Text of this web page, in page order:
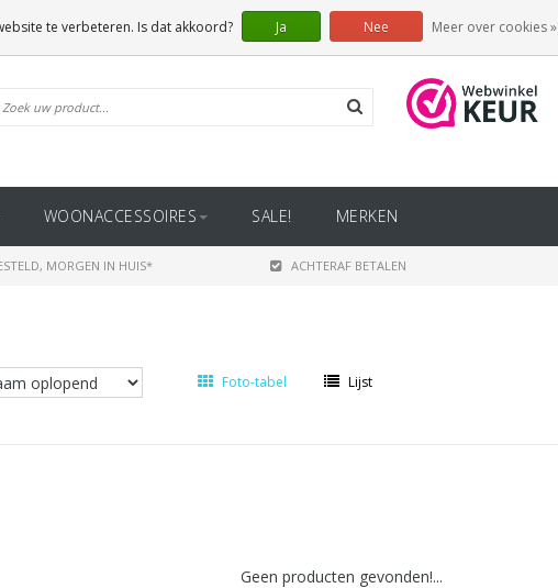
WOONACCESSOIRES SALE! MERKEN
MORGEN IN HUIS* ACHTERAF BETALEN
Foto-tabel Lijst
Geen producten gevonden!...
te verbeteren. Is dat akkoord? Ja Nee Meer over cookies »